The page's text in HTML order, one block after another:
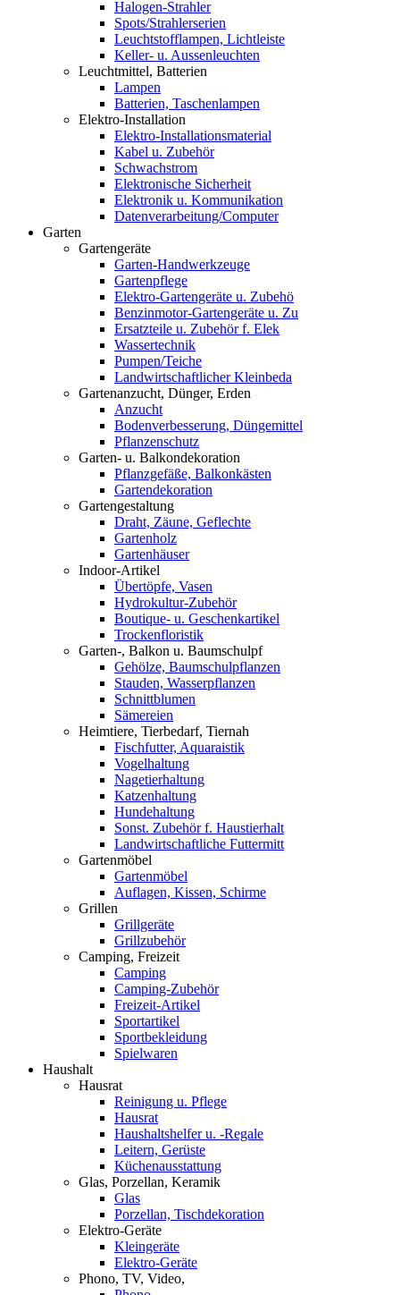
Halogen-Strahler
Spots/Strahlerserien
Leuchtstofflampen, Lichtleiste
Keller- u. Aussenleuchten
Leuchtmittel, Batterien
Lampen
Batterien, Taschenlampen
Elektro-Installation
Elektro-Installationsmaterial
Kabel u. Zubehör
Schwachstrom
Elektronische Sicherheit
Elektronik u. Kommunikation
Datenverarbeitung/Computer
Garten
Gartengeräte
Garten-Handwerkzeuge
Gartenpflege
Elektro-Gartengeräte u. Zubehö
Benzinmotor-Gartengeräte u. Zu
Ersatzteile u. Zubehör f. Elek
Wassertechnik
Pumpen/Teiche
Landwirtschaftlicher Kleinbeda
Gartenanzucht, Dünger, Erden
Anzucht
Bodenverbesserung, Düngemittel
Pflanzenschutz
Garten- u. Balkondekoration
Pflanzgefäße, Balkonkästen
Gartendekoration
Gartengestaltung
Draht, Zäune, Geflechte
Gartenholz
Gartenhäuser
Indoor-Artikel
Übertöpfe, Vasen
Hydrokultur-Zubehör
Boutique- u. Geschenkartikel
Trockenfloristik
Garten-, Balkon u. Baumschulpf
Gehölze, Baumschulpflanzen
Stauden, Wasserpflanzen
Schnittblumen
Sämereien
Heimtiere, Tierbedarf, Tiernah
Fischfutter, Aquaraistik
Vogelhaltung
Nagetierhaltung
Katzenhaltung
Hundehaltung
Sonst. Zubehör f. Haustierhalt
Landwirtschaftliche Futtermitt
Gartenmöbel
Gartenmöbel
Auflagen, Kissen, Schirme
Grillen
Grillgeräte
Grillzubehör
Camping, Freizeit
Camping
Camping-Zubehör
Freizeit-Artikel
Sportartikel
Sportbekleidung
Spielwaren
Haushalt
Hausrat
Reinigung u. Pflege
Hausrat
Haushaltshelfer u. -Regale
Leitern, Gerüste
Küchenausstattung
Glas, Porzellan, Keramik
Glas
Porzellan, Tischdekoration
Elektro-Geräte
Kleingeräte
Elektro-Geräte
Phono, TV, Video,